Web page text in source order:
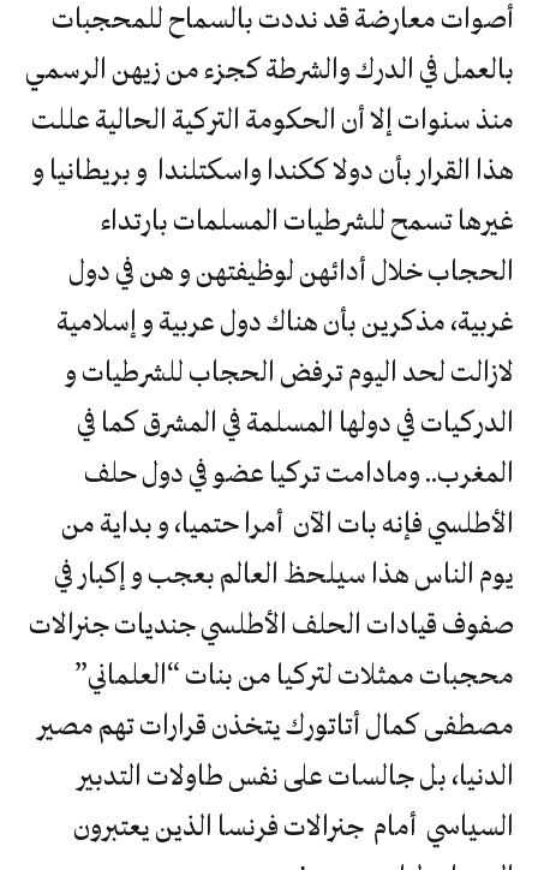
أصوات معارضة قد نددت بالسماح للمحجبات
بالعمل في الدرك والشرطة كجزء من زيهن الرسمي
منذ سنوات إلا أن الحكومة التركية الحالية عللت
هذا القرار بأن دولا ككندا واسكتلندا و بريطانيا و
غيرها تسمح للشرطيات المسلمات بارتداء
الحجاب خلال أدائهن لوظيفتهن و هن في دول
غربية، مذكرين بأن هناك دول عربية و إسلامية
لازالت لحد اليوم ترفض الحجاب للشرطيات و
الدركيات في دولها المسلمة في المشرق كما في
المغرب.. ومادامت تركيا عضو في دول حلف
الأطلسي فإنه بات الآن أمرا حتميا، و بداية من
يوم الناس هذا سيلحظ العالم بعجب و إكبار في
صفوف قيادات الحلف الأطلسي جنديات جنرالات
محجبات ممثلات لتركيا من بنات “العلماني”
مصطفى كمال أتاتورك يتخذن قرارات تهم مصير
الدنيا، بل جالسات على نفس طاولات التدبير
السياسي أمام جنرالات فرنسا الذين يعتبرون